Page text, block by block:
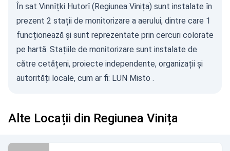
În sat Vinnîțki Hutorî (Regiunea Vinița) sunt instalate în
prezent 2 stații de monitorizare a aerului, dintre care 1
funcționează și sunt reprezentate prin cercuri colorate
pe hartă. Stațiile de monitorizare sunt instalate de
către cetățeni, proiecte independente, organizații și
autorități locale, cum ar fi: LUN Misto .
Alte Locații din Regiunea Vinița